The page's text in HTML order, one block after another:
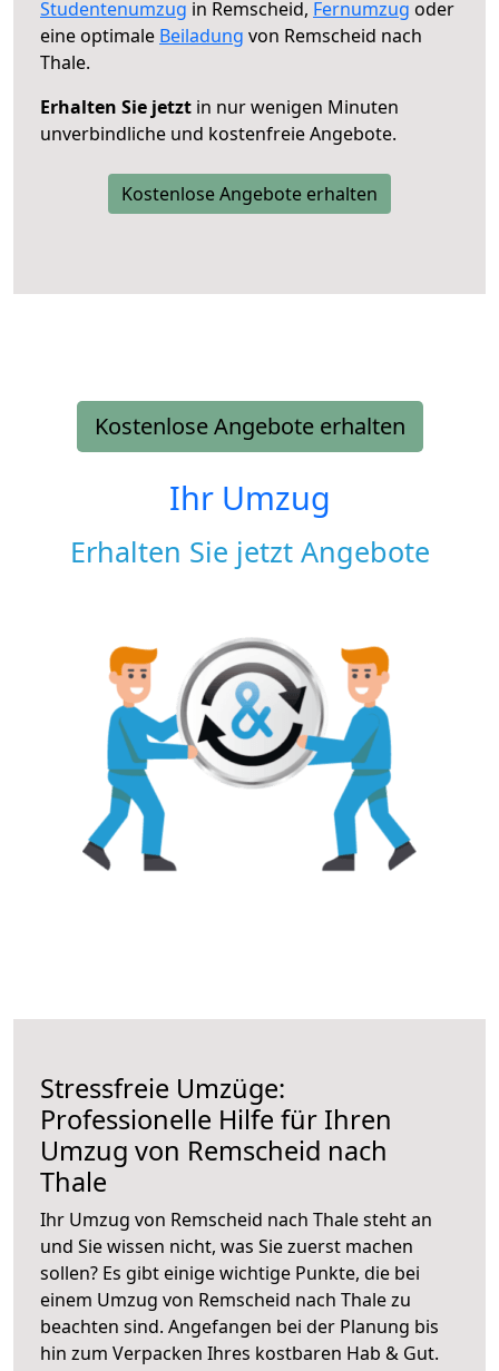
Studentenumzug in Remscheid, Fernumzug oder
eine optimale Beiladung von Remscheid nach
Thale.
Erhalten Sie jetzt in nur wenigen Minuten
unverbindliche und kostenfreie Angebote.
Kostenlose Angebote erhalten
Kostenlose Angebote erhalten
Ihr Umzug
Erhalten Sie jetzt Angebote
Stressfreie Umzüge:
Professionelle Hilfe für Ihren
Umzug von Remscheid nach
Thale
Ihr Umzug von Remscheid nach Thale steht an
und Sie wissen nicht, was Sie zuerst machen
sollen? Es gibt einige wichtige Punkte, die bei
einem Umzug von Remscheid nach Thale zu
beachten sind. Angefangen bei der Planung bis
hin zum Verpacken Ihres kostbaren Hab & Gut.